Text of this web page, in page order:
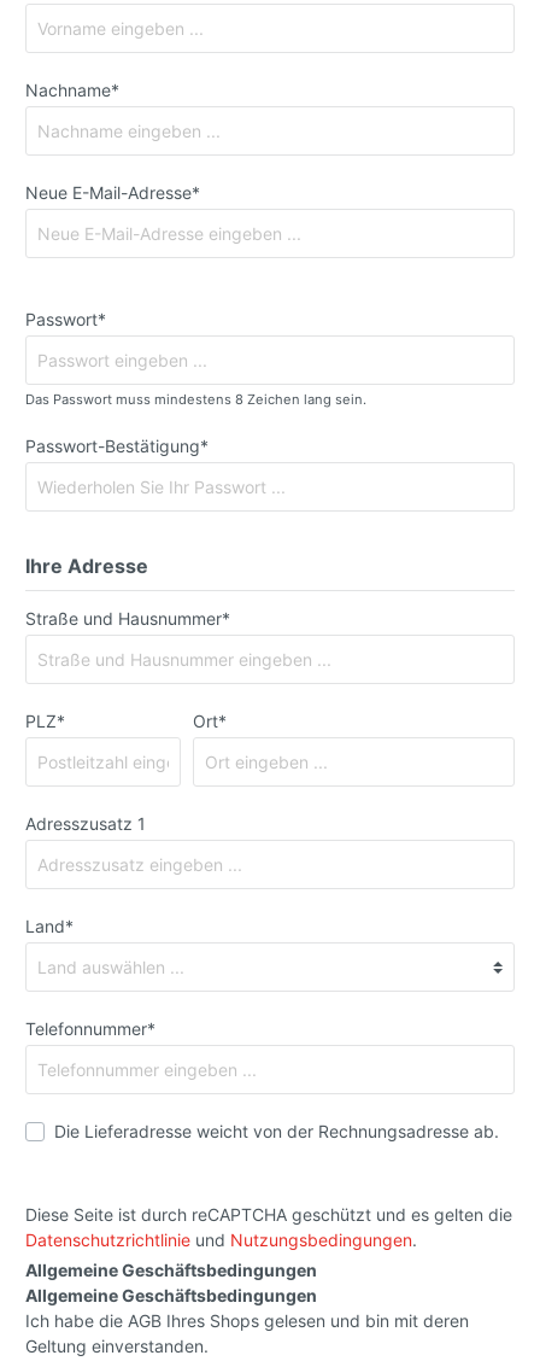
Nachname*
Neue E-Mail-Adresse*
Passwort*
Das Passwort muss mindestens 8 Zeichen lang sein.
Passwort-Bestätigung*
Ihre Adresse
Straße und Hausnummer*
PLZ* Ort*
Adresszusatz 1
Land*
Telefonnummer*
Die Lieferadresse weicht von der Rechnungsadresse ab.
Diese Seite ist durch reCAPTCHA geschützt und es gelten die
Datenschutzrichtlinie und Nutzungsbedingungen.
Allgemeine Geschäftsbedingungen
Allgemeine Geschäftsbedingungen
Ich habe die AGB Ihres Shops gelesen und bin mit deren
Geltung einverstanden.